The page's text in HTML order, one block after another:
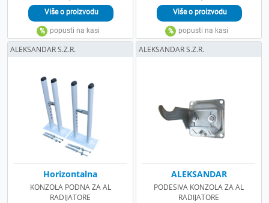
Horizontalna
KONZOLA PODNA ZA AL
RADIJATORE
ALEKSANDAR S.Z.R.
ALEKSANDAR
PODESIVA KONZOLA ZA AL
RADIJATORE
ALEKSANDAR S.Z.R.